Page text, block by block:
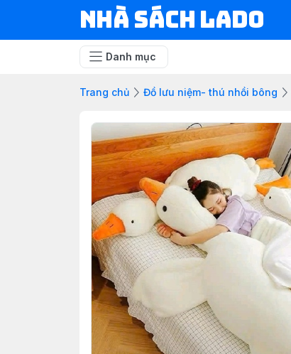
NHÀ SÁCH LADO
Danh mục
Trang chủ Đồ lưu niệm- thú nhồi bông